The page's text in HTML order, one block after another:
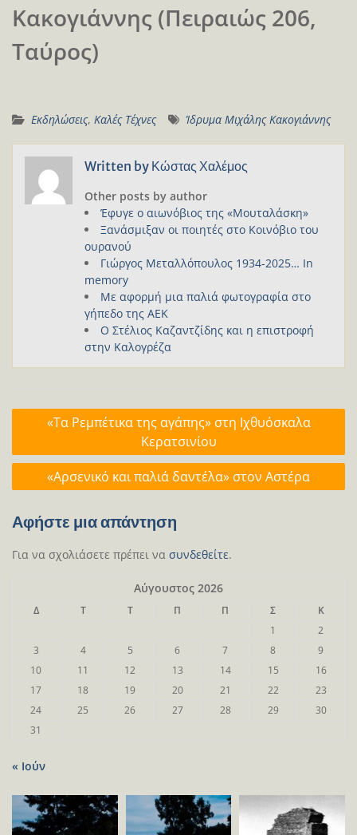
Κακογιάννης (Πειραιώς 206,
Ταύρος)
Εκδηλώσεις, Καλές Τέχνες Ίδρυμα Μιχάλης Κακογιάννης
Written by Κώστας Χαλέμος
Other posts by author
Έφυγε ο αιωνόβιος της «Μουταλάσκη»
Ξανάσμιξαν οι ποιητές στο Κοινόβιο του
ουρανού
Γιώργος Μεταλλόπουλος 1934-2025… In
memory
Με αφορμή μια παλιά φωτογραφία στο
γήπεδο της ΑΕΚ
Ο Στέλιος Καζαντζίδης και η επιστροφή
στην Καλογρέζα
Πλοήγηση
«Τα Ρεμπέτικα της αγάπης» στη Iχθυόσκαλα
Κερατσινίου
«Αρσενικό και παλιά δαντέλα» στον Αστέρα
Αφήστε μια απάντηση
Για να σχολιάσετε πρέπει να συνδεθείτε.
Αύγουστος 2026
Δ Τ Τ Π Π Σ
Κ
1
2
3
4 5 6 7 8
9
10
11 12 13 14 15
16
17
18 19 20 21 22
23
24
25 26 27 28 29
30
31
« Ιούν